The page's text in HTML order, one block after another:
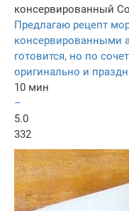
консервированный
Предлагаю рецепт
консервированными
готовится, но по
оригинально и
10 мин
–
5.0
332